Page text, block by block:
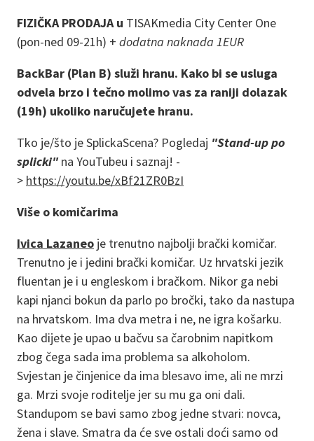
FIZIČKA PRODAJA u TISAKmedia City Center One
(pon-ned 09-21h) + dodatna naknada 1EUR
BackBar (Plan B) služi hranu. Kako bi se usluga
odvela brzo i tečno molimo vas za raniji dolazak
(19h) ukoliko naručujete hranu.
Tko je/što je SplickaScena? Pogledaj "Stand-up po
splicki"na YouTubeu i saznaj! -
> https://youtu.be/xBf21ZR0BzI
Više o komičarima
Ivica Lazaneo je trenutno najbolji brački komičar.
Trenutno je i jedini brački komičar. Uz hrvatski jezik
fluentan je i u engleskom i bračkom. Nikor ga nebi
kapi njanci bokun da parlo po bročki, tako da nastupa
na hrvatskom. Ima dva metra i ne, ne igra košarku.
Kao dijete je upao u bačvu sa čarobnim napitkom
zbog čega sada ima problema sa alkoholom.
Svjestan je činjenice da ima blesavo ime, ali ne mrzi
ga. Mrzi svoje roditelje jer su mu ga oni dali.
Standupom se bavi samo zbog jedne stvari: novca,
žena i slave. Smatra da će sve ostali doći samo od